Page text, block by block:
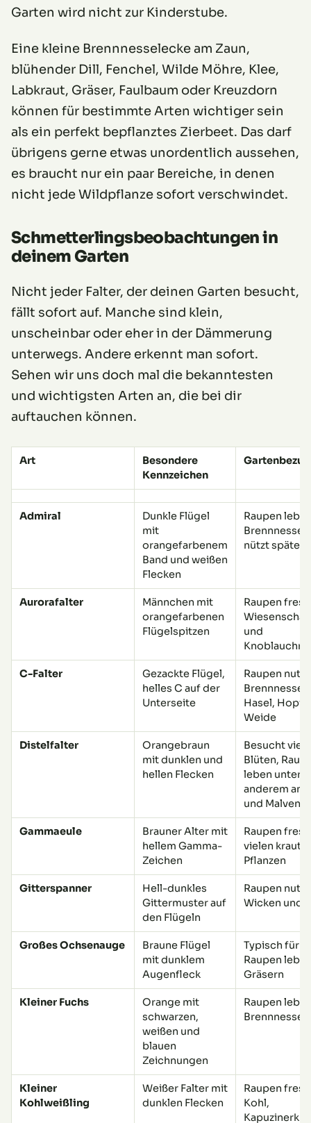
Garten wird nicht zur Kinderstube.
Eine kleine Brennnesselecke am Zaun,
blühender Dill, Fenchel, Wilde Möhre, Klee,
Labkraut, Gräser, Faulbaum oder Kreuzdorn
können für bestimmte Arten wichtiger sein
als ein perfekt bepflanztes Zierbeet. Das darf
übrigens gerne etwas unordentlich aussehen,
es braucht nur ein paar Bereiche, in denen
nicht jede Wildpflanze sofort verschwindet.
Schmetterlingsbeobachtungen in
deinem Garten
Nicht jeder Falter, der deinen Garten besucht,
fällt sofort auf. Manche sind klein,
unscheinbar oder eher in der Dämmerung
unterwegs. Andere erkennt man sofort.
Sehen wir uns doch mal die bekanntesten
und wichtigsten Arten an, die bei dir
auftauchen können.
Art
Besondere
Kennzeichen
Gartenbezug
Admiral
Dunkle Flügel
mit
orangefarbenem
Band und weißen
Flecken
Raupen
nützt späte
Aurorafalter
Männchen mit
orangefarbenen
Flügelspitzen
Raupen
und
C-Falter
Gezackte Flügel,
helles C auf der
Unterseite
Raupen
Hasel,
Weide
Distelfalter
Orangebraun
mit dunklen und
hellen Flecken
Besucht viele
Blüten,
leben unter
anderem an
und Malven
Gammaeule
Brauner Alter mit
hellem Gamma-
Zeichen
Raupen
vielen
Pflanzen
Gitterspanner
Hell-dunkles
Gittermuster auf
den Flügeln
Raupen
Wicken und
Großes Ochsenauge
Braune Flügel
mit dunklem
Augenfleck
Typisch für
Raupen
Gräsern
Kleiner Fuchs
Orange mit
schwarzen,
weißen und
blauen
Zeichnungen
Raupen
Kleiner
Kohlweißling
Weißer Falter mit
dunklen Flecken
Raupen
Kohl,